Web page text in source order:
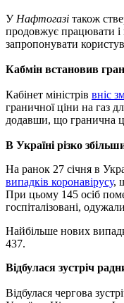
У Нафтогазі також
продовжує працювати і
запропонувати
Кабмін встановив
Кабінет міністрів вніс
граничної ціни на газ
додавши, що гранична
В Україні різко
На ранок 27 січня в
випадків коронавірусу,
При цьому 145 осіб
госпіталізовані,
Найбільше нових
437.
Відбулася зустріч
Відбулася чергова